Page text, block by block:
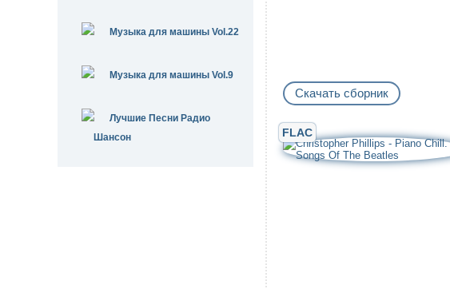
Скачать сборник
FLAC
Музыка для машины Vol.22
Музыка для машины Vol.9
Лучшие Песни Радио
Шансон